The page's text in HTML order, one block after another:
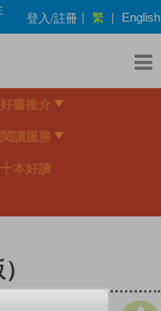
登入/註冊 | 繁 | English
好書推介
閱讀服務
十本好讀